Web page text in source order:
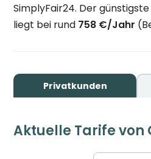
SimplyFair24. Der
liegt bei rund 758 €/Jahr
Privatkunden
Aktuelle Tarife von